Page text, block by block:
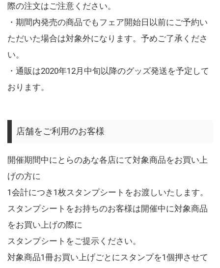
際の注文はご注意ください。
・期間内発売の商品でもフェア開始日以前にご予約い
ただいた場合は対象外になります。予めご了承くださ
い。
・通販は2020年12月中旬以降のグッズ発送を予定して
おります。
店舗をご利用のお客様
開催期間中にとらのあな各店にて対象商品をお買い上
げの方に
1会計につき1枚スタンプシートをお渡しいたします。
スタンプシートをお持ちのお客様は開催中に対象商品
をお買い上げの際に
スタンプシートをご提示ください。
対象商品1冊お買い上げごとにスタンプを1個押させて